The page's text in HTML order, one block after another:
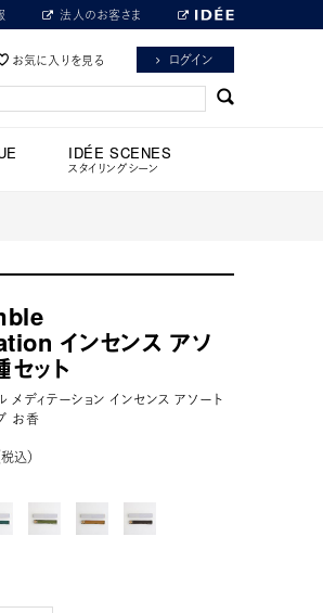
法人のお客さま
お気に入りを見る ログイン
IDÉE SCENES
スタイリングシーン
インセンス アソ
セット
メディテーション インセンス アソート
お香
税込）